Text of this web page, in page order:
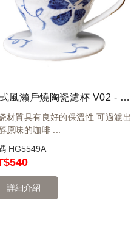
日式風瀨戶燒陶瓷濾杯 V02 - 古染花
材質具有良好的保溫性 可過濾出
原味的咖啡 ...
HG5549A
$540
詳細介紹